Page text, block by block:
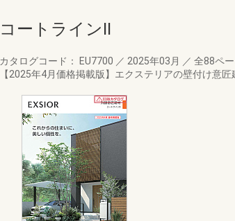
コートラインⅡ
カタログコード： EU7700 ／ 2025年03月 ／ 全88ペ
【2025年4月価格掲載版】エクステリアの壁付け意